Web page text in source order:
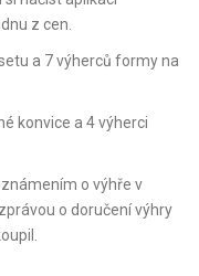
z cen.
a 7 výherců formy na
konvice a 4 výherci
o výhře v
o doručení výhry